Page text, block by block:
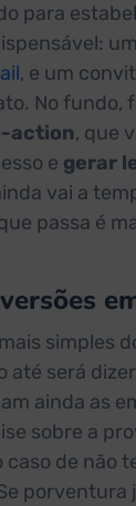
para
, e um
No fundo,
action, que
e gerar
vai a
passa é
simples
até será
ainda as
sobre a
caso de não
porventura